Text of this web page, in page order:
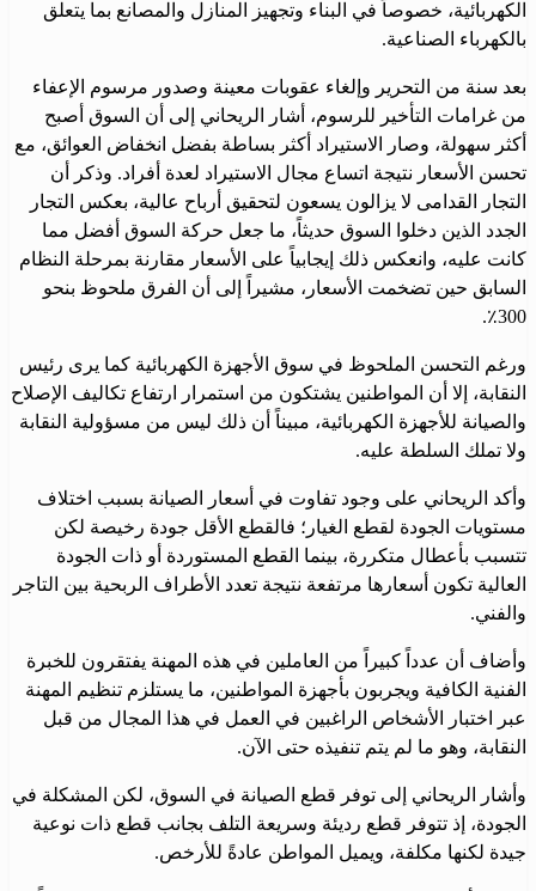
الكهربائية، خصوصاً في البناء وتجهيز المنازل والمصانع بما يتعلق
بالكهرباء الصناعية.
بعد سنة من التحرير وإلغاء عقوبات معينة وصدور مرسوم الإعفاء
من غرامات التأخير للرسوم، أشار الريحاني إلى أن السوق أصبح
أكثر سهولة، وصار الاستيراد أكثر بساطة بفضل انخفاض العوائق، مع
تحسن الأسعار نتيجة اتساع مجال الاستيراد لعدة أفراد. وذكر أن
التجار القدامى لا يزالون يسعون لتحقيق أرباح عالية، بعكس التجار
الجدد الذين دخلوا السوق حديثاً، ما جعل حركة السوق أفضل مما
كانت عليه، وانعكس ذلك إيجابياً على الأسعار مقارنة بمرحلة النظام
السابق حين تضخمت الأسعار، مشيراً إلى أن الفرق ملحوظ بنحو
300٪.
ورغم التحسن الملحوظ في سوق الأجهزة الكهربائية كما يرى رئيس
النقابة، إلا أن المواطنين يشتكون من استمرار ارتفاع تكاليف الإصلاح
والصيانة للأجهزة الكهربائية، مبيناً أن ذلك ليس من مسؤولية النقابة
ولا تملك السلطة عليه.
وأكد الريحاني على وجود تفاوت في أسعار الصيانة بسبب اختلاف
مستويات الجودة لقطع الغيار؛ فالقطع الأقل جودة رخيصة لكن
تتسبب بأعطال متكررة، بينما القطع المستوردة أو ذات الجودة
العالية تكون أسعارها مرتفعة نتيجة تعدد الأطراف الربحية بين التاجر
والفني.
وأضاف أن عدداً كبيراً من العاملين في هذه المهنة يفتقرون للخبرة
الفنية الكافية ويجربون بأجهزة المواطنين، ما يستلزم تنظيم المهنة
عبر اختبار الأشخاص الراغبين في العمل في هذا المجال من قبل
النقابة، وهو ما لم يتم تنفيذه حتى الآن.
وأشار الريحاني إلى توفر قطع الصيانة في السوق، لكن المشكلة في
الجودة، إذ تتوفر قطع رديئة وسريعة التلف بجانب قطع ذات نوعية
جيدة لكنها مكلفة، ويميل المواطن عادةً للأرخص.